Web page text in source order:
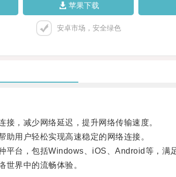
苹果下载
安卓市场，安全绿色
，减少网络延迟，提升网络传输速度。
用户轻松实现高速稳定的网络连接。
台，包括Windows、iOS、Android等，满
界中的流畅体验。